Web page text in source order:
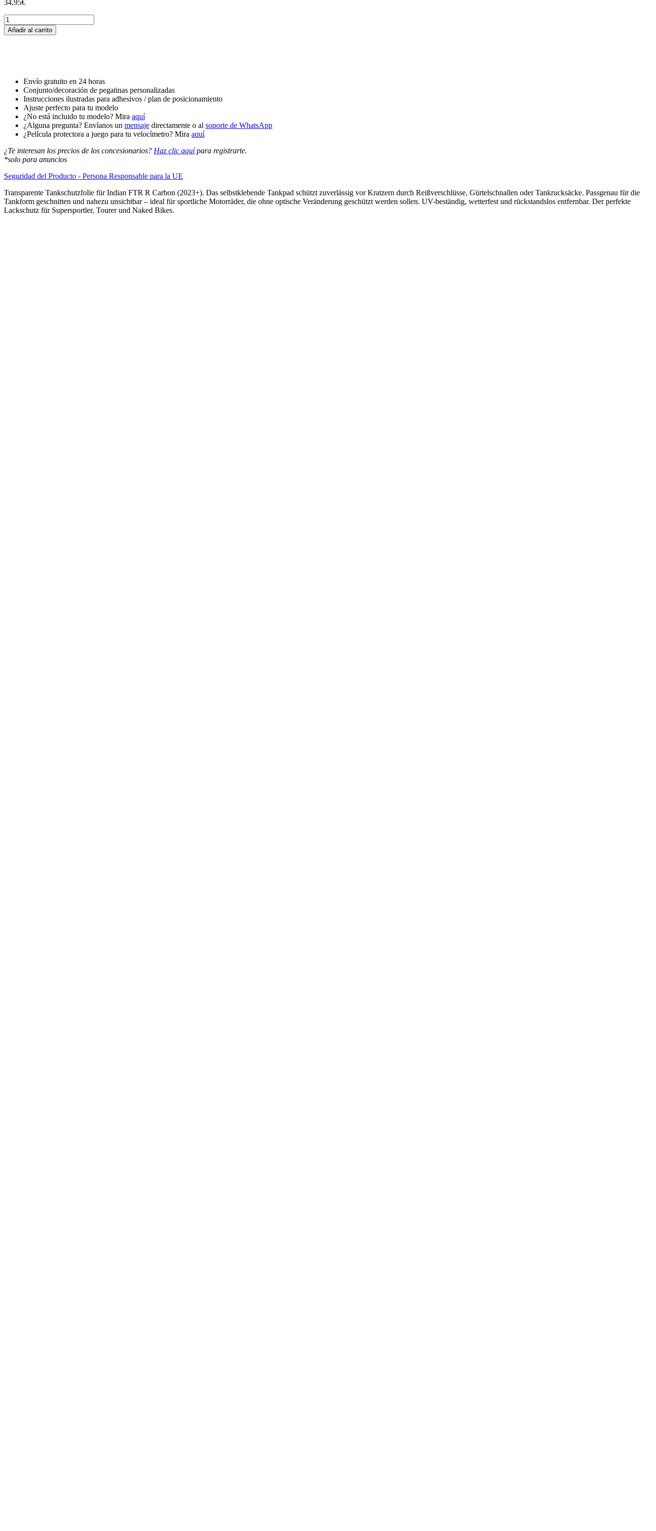
34,95€
Tankschutzfolie
Tankpad
passend
Carbon
(2023+)
cantidad
Añadir al carrito
Envío gratuito en 24 horas
Conjunto/decoración de pegatinas personalizadas
Instrucciones ilustradas para adhesivos / plan de posicionamiento
Ajuste perfecto para tu modelo
¿No está incluido tu modelo? Mira aquí
¿Alguna pregunta? Envíanos un mensaje directamente o al soporte de WhatsApp
¿Película protectora a juego para tu velocímetro? Mira aquí
¿Te interesan los precios de los concesionarios? Haz clic aquípara registrarte.
*solo para anuncios
Seguridad del Producto - Persona Responsable para la UE
Transparente Tankschutzfolie für Indian FTR R Carbon (2023+). Das selbstklebende Tankpad schützt zuverlässig vor Kratzern durch Reißverschlüsse, Gürtelschnallen oder Tankrucksäcke. Passgenau für die
Tankform geschnitten und nahezu unsichtbar – ideal für sportliche Motorräder, die ohne optische Veränderung geschützt werden sollen. UV-beständig, wetterfest und rückstandslos entfernbar. Der perfekte
Lackschutz für Supersportler, Tourer und Naked Bikes.